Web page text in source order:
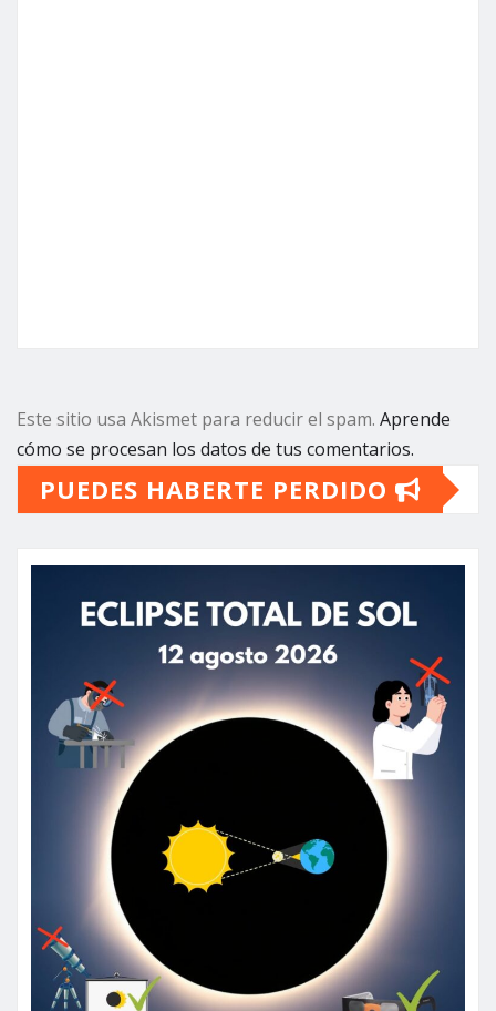
Este sitio usa Akismet para reducir el spam. Aprende
cómo se procesan los datos de tus comentarios.
PUEDES HABERTE PERDIDO